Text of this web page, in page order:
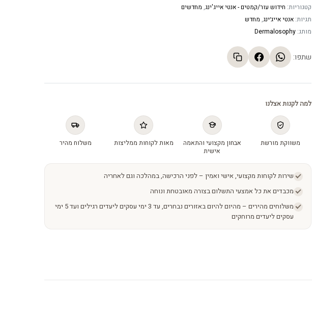
קטגוריות: חידוש עור/קמטים - אנטי אייג'ינג, מחדשים
תגיות: אנטי אייג׳ינג, מחדש
מותג: Dermalosophy
שתפו:
למה לקנות אצלנו
משווקת מורשת
אבחון מקצועי והתאמה
אישית
מאות לקוחות ממליצות משלוח מהיר
שירות לקוחות מקצועי, אישי ואמין – לפני הרכישה, במהלכה וגם לאחריה
מכבדים את כל אמצעי התשלום בצורה מאובטחת ונוחה
משלוחים מהירים – מהיום להיום באזורים נבחרים, עד 3 ימי עסקים ליעדים רגילים ועד 5 ימי
עסקים ליעדים מרוחקים